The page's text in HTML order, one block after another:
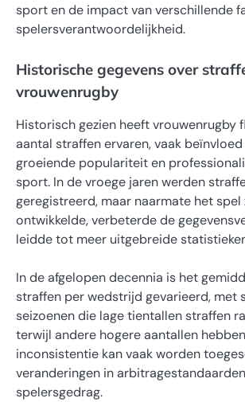
sport en de impact van verschillende
spelersverantwoordelijkheid.
Historische gegevens over
vrouwenrugby
Historisch gezien heeft vrouwenrugby
aantal straffen ervaren, vaak
groeiende populariteit en
sport. In de vroege jaren werden
geregistreerd, maar naarmate het spel
ontwikkelde, verbeterde de
leidde tot meer uitgebreide
In de afgelopen decennia is het
straffen per wedstrijd gevarieerd, met
seizoenen die lage tientallen straffen
terwijl andere hogere aantallen
inconsistentie kan vaak worden
veranderingen in
spelersgedrag.